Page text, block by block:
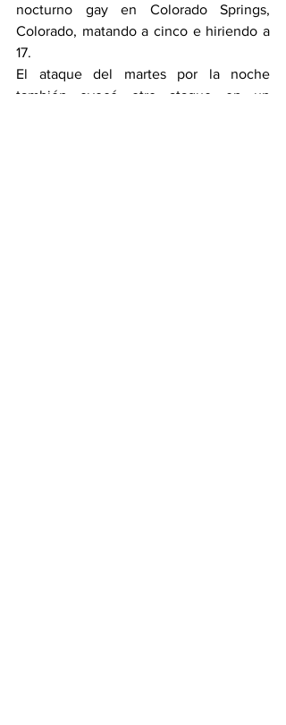
nocturno gay en Colorado Springs,
Colorado, matando a cinco e hiriendo a
17.
El ataque del martes por la noche
también evocó otro ataque en un